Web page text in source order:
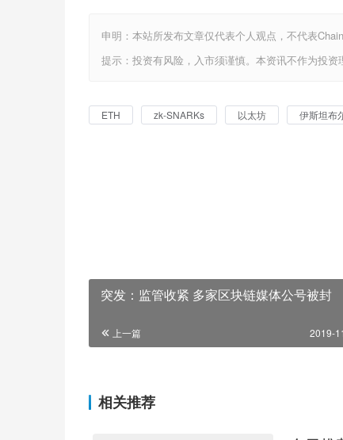
申明：本站所发布文章仅代表个人观点，不代表
提示：投资有风险，入市须谨慎。本资讯不作为投资
ETH zk-SNARKs 以太坊 伊斯坦布
突发：监管收紧 多家区块链媒体公号被封
上一篇 2019-
相关推荐